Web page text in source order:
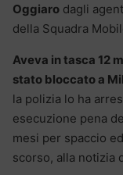
Oggiaro dagli
della Squadra
Aveva in tasca 12
stato bloccato a
la polizia lo ha
esecuzione pena
mesi per spaccio
scorso, alla notizia